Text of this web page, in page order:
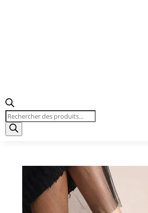
Recherche
de
produits